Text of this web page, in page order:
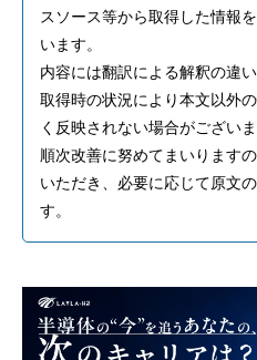
スソース等から取得した情報
います。
内容には翻訳による解釈の違
取得時の状況により本文以外
く反映されない場合がございま
順次改善に努めてまいります
いただき、必要に応じて原文
す。